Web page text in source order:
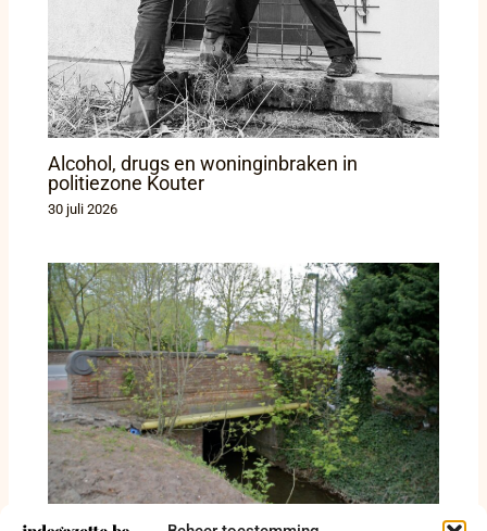
Alcohol, drugs en woninginbraken in
politiezone Kouter
30 juli 2026